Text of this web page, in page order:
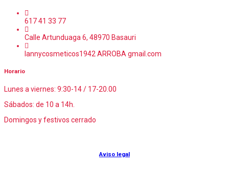
617 41 33 77
Calle Artunduaga 6, 48970 Basauri
lannycosmeticos1942 ARROBA gmail.com
Horario
Lunes a viernes: 9:30-14 / 17-20.00
Sábados: de 10 a 14h.
Domingos y festivos cerrado
Aviso legal